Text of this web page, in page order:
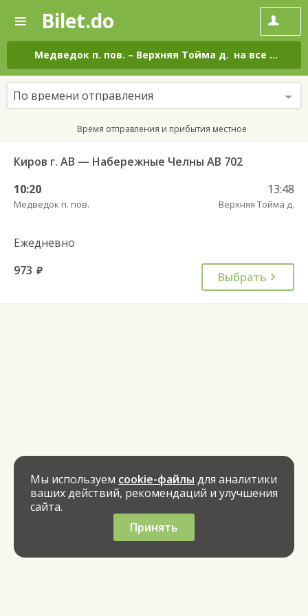
—
Поиск
и
покупка
билетов
на
автобус
онлайн
Bilet.do
Медведок п. пов. – Верхняя Тойма д. на все дни
По времени отправления
Время отправления и прибытия местное
Киров г. АВ — Набережные Челны АВ 702
10:20
Медведок п. пов.
13:48
Верхняя Тойма д.
Ежедневно
973 руб. Выбрать
Мы используем cookie-файлы для аналитики
ваших действий, рекомендаций и улучшения
сайта.
Принять